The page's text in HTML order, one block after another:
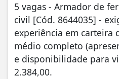
5 vagas - Armador de
civil [Cód. 8644035] -
experiência em carteira
médio completo
e disponibilidade para
2.384,00.